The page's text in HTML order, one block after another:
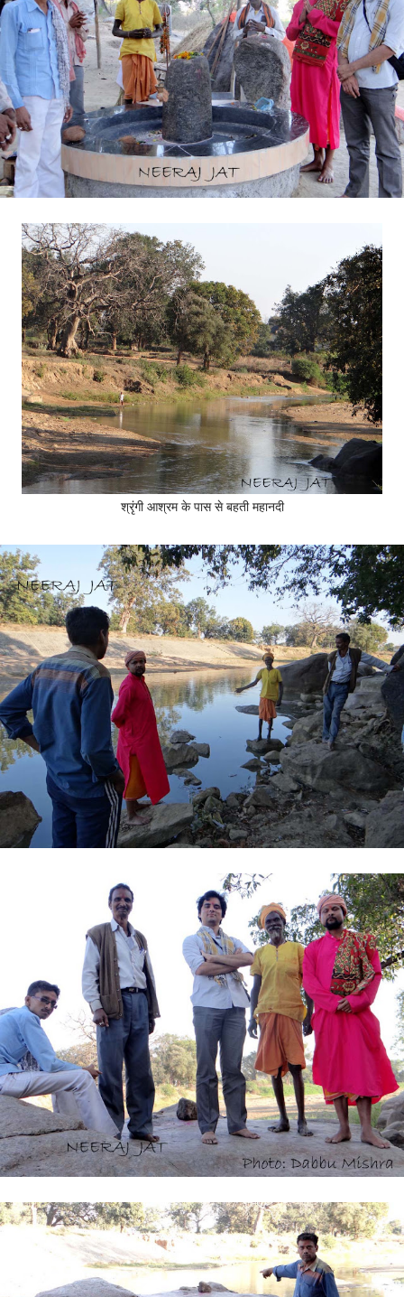
श्रृंगी आश्रम के पास से बहती महानदी